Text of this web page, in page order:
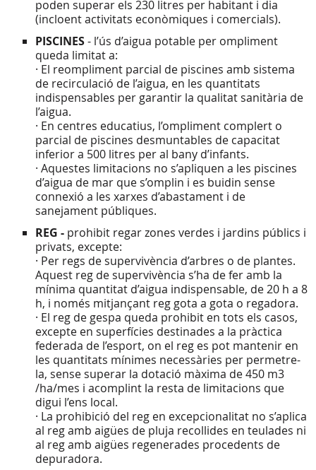
poden superar els 230 litres per habitant i dia
(incloent activitats econòmiques i comercials).
PISCINES- l’ús d’aigua potable per ompliment
queda limitat a:
· El reompliment parcial de piscines amb sistema
de recirculació de l’aigua, en les quantitats
indispensables per garantir la qualitat sanitària de
l’aigua.
· En centres educatius, l’ompliment complert o
parcial de piscines desmuntables de capacitat
inferior a 500 litres per al bany d’infants.
· Aquestes limitacions no s’apliquen a les piscines
d’aigua de mar que s’omplin i es buidin sense
connexió a les xarxes d’abastament i de
sanejament públiques.
REG - prohibit regar zones verdes i jardins públics i
privats, excepte:
· Per regs de supervivència d’arbres o de plantes.
Aquest reg de supervivència s’ha de fer amb la
mínima quantitat d’aigua indispensable, de 20 h a 8
h, i només mitjançant reg gota a gota o regadora.
· El reg de gespa queda prohibit en tots els casos,
excepte en superfícies destinades a la pràctica
federada de l’esport, on el reg es pot mantenir en
les quantitats mínimes necessàries per permetre-
la, sense superar la dotació màxima de 450 m3
/ha/mes i acomplint la resta de limitacions que
digui l’ens local.
· La prohibició del reg en excepcionalitat no s’aplica
al reg amb aigües de pluja recollides en teulades ni
al reg amb aigües regenerades procedents de
depuradora.